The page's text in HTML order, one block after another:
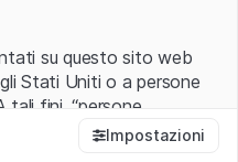
su questo sito web
Stati Uniti o a persone
tali fini, “persone
ad esse ascritto
Impostazioni